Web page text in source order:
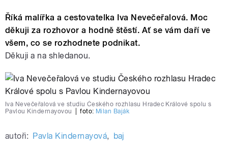
Říká malířka a cestovatelka Iva Nevečeřalová. Moc
děkuji za rozhovor a hodně štěstí. Ať se vám daří ve
všem, co se rozhodnete podnikat.
Děkuji a na shledanou.
Iva Nevečeřalová ve studiu Českého rozhlasu Hradec Králové spolu s
Pavlou Kindernayovou
foto: Milan Baják
autoři: Pavla Kindernayová, baj